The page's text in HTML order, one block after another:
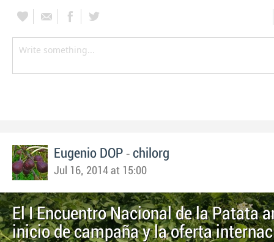
Eugenio DOP - chilorg
Jul 16, 2014 at 15:00
El I Encuentro Nacional de la Patata
inicio de campaña y la oferta